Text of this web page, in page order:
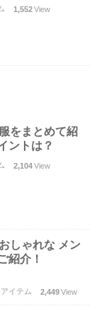
1,552View
をまとめて紹
ントは？
2,104View
しゃれな メン
紹介！
イテム 2,449View